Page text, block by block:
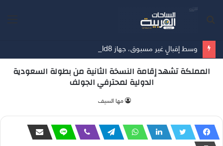
المملكة تشهد إقامة النسخة الثانية من بطولة السعودية
الدولية لمحترفي الجولف
مها السيف